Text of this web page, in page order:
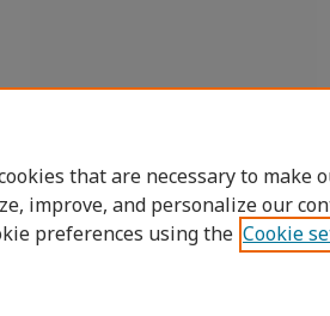
that are necessary to make
improve, and personalize our
preferences using the Cookie